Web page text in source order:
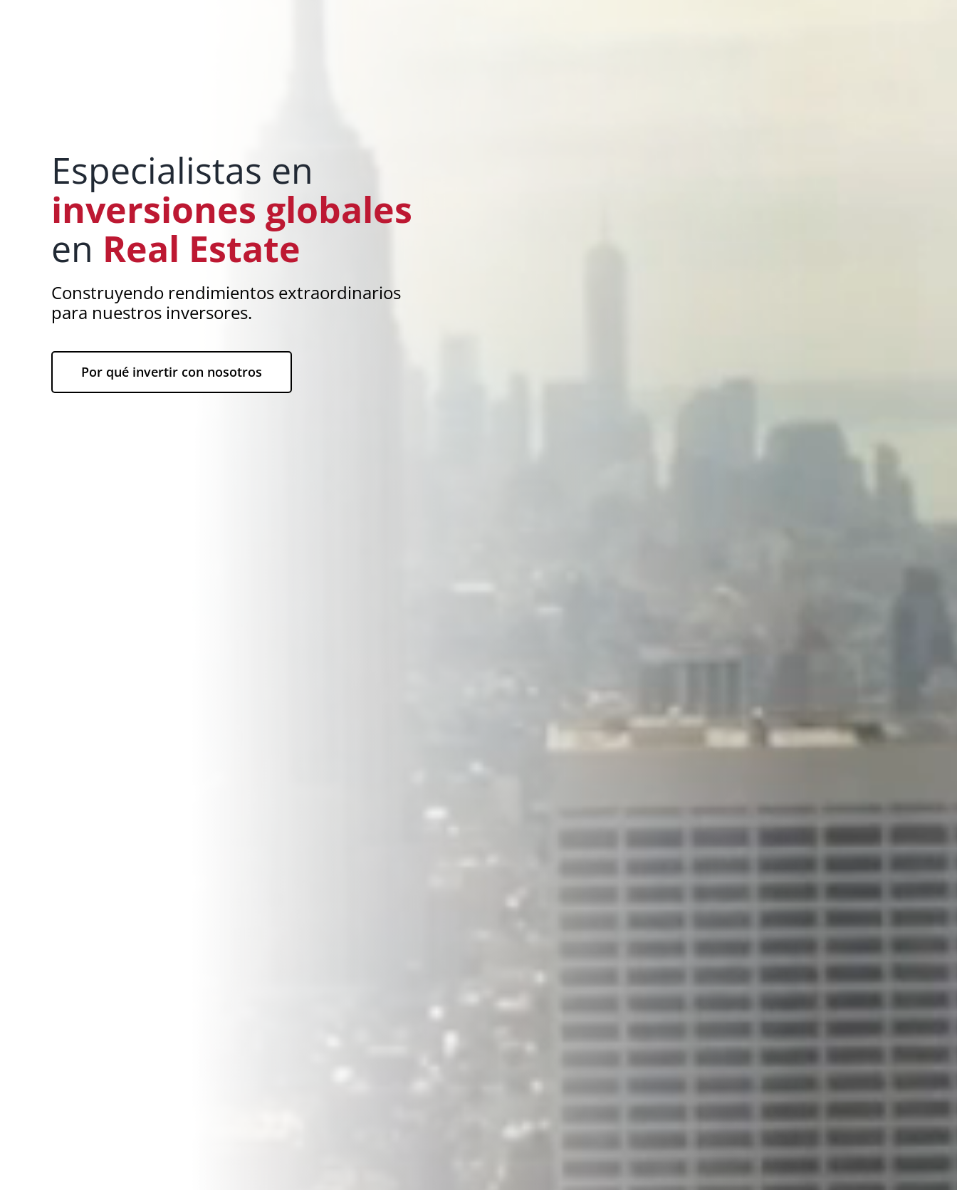
Especialistas en
inversiones globales
en Real Estate
Construyendo rendimientos extraordinarios
para nuestros inversores.
Por qué invertir con nosotros